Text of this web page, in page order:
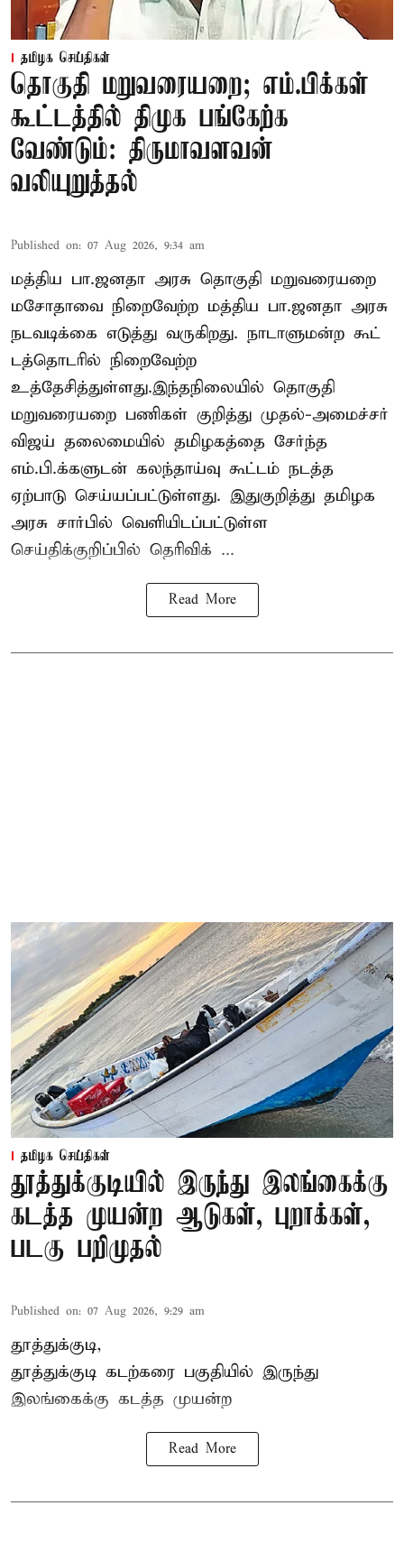
தமிழக செய்திகள்
தொகுதி மறுவரையறை; எம்.பிக்கள்
கூட்டத்தில் திமுக பங்கேற்க
வேண்டும்: திருமாவளவன்
வலியுறுத்தல்
Published on: 07 Aug 2026, 9:34 am
மத்திய பா.ஜனதா அரசு தொகுதி மறுவரையறை
மசோதாவை நிறைவேற்ற மத்திய பா.ஜனதா அரசு
நடவடிக்கை எடுத்து வருகிறது. நாடாளுமன்ற கூட்
டத்தொடரில் நிறைவேற்ற
உத்தேசித்துள்ளது.இந்தநிலையில் தொகுதி
மறுவரையறை பணிகள் குறித்து முதல்-அமைச்சர்
விஜய் தலைமையில் தமிழகத்தை சேர்ந்த
எம்.பி.க்களுடன் கலந்தாய்வு கூட்டம் நடத்த
ஏற்பாடு செய்யப்பட்டுள்ளது. இதுகுறித்து தமிழக
அரசு சார்பில் வெளியிடப்பட்டுள்ள
செய்திக்குறிப்பில் தெரிவிக் ...
Read More
தமிழக செய்திகள்
தூத்துக்குடியில் இருந்து இலங்கைக்கு
கடத்த முயன்ற ஆடுகள், புறாக்கள்,
படகு பறிமுதல்
Published on: 07 Aug 2026, 9:29 am
தூத்துக்குடி,
தூத்துக்குடி கடற்கரை பகுதியில் இருந்து
இலங்கைக்கு கடத்த முயன்ற
Read More